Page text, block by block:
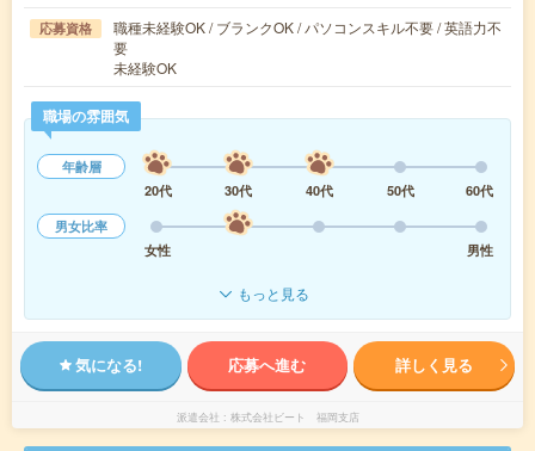
応募資格
職種未経験OK / ブランクOK / パソコンスキル不要 / 英語力不
要
未経験OK
職場の雰囲気
年齢層
20代
30代 40代 50代
60代
男女比率
女性
男性
もっと見る
気になる! 応募へ進む 詳しく見る
派遣会社 株式会社ビート 福岡支店